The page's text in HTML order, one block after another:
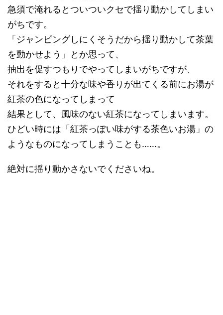
急須で淹れるとついついクセで揺り動かしてしまい
がちです。
「ジャンピングしにくそうだから揺り動かして茶葉
を動かせよう」とか思って、
抽出を促すつもりでやってしまいがちですが、
それをすると十分な味や香りが出てくる前にお湯が
紅茶の色になってしまって
結果として、風味のない紅茶になってしまいます。
ひどい時には「紅茶っぽい味がする茶色いお湯」の
ようなものになってしまうことも……。
絶対に揺り動かさないでくださいね。